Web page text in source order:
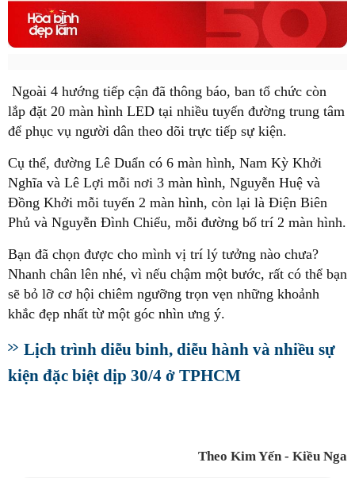
Ngoài 4 hướng tiếp cận đã thông báo, ban tổ chức còn
lắp đặt 20 màn hình LED tại nhiều tuyến đường trung tâm
để phục vụ người dân theo dõi trực tiếp sự kiện.
Cụ thể, đường Lê Duẩn có 6 màn hình, Nam Kỳ Khởi
Nghĩa và Lê Lợi mỗi nơi 3 màn hình, Nguyễn Huệ và
Đồng Khởi mỗi tuyến 2 màn hình, còn lại là Điện Biên
Phủ và Nguyễn Đình Chiểu, mỗi đường bố trí 2 màn hình.
Bạn đã chọn được cho mình vị trí lý tưởng nào chưa?
Nhanh chân lên nhé, vì nếu chậm một bước, rất có thể bạn
sẽ bỏ lỡ cơ hội chiêm ngưỡng trọn vẹn những khoảnh
khắc đẹp nhất từ một góc nhìn ưng ý.
Lịch trình diễu binh, diễu hành và nhiều sự
kiện đặc biệt dịp 30/4 ở TPHCM
Theo Kim Yến - Kiều Nga